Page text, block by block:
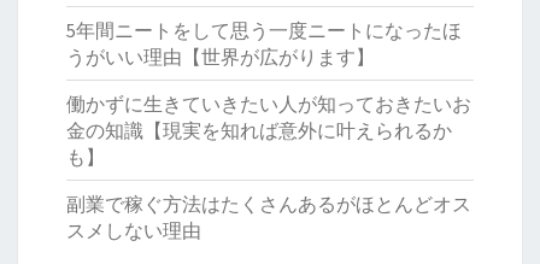
5年間ニートをして思う一度ニートになったほ
うがいい理由【世界が広がります】
働かずに生きていきたい人が知っておきたいお
金の知識【現実を知れば意外に叶えられるか
も】
副業で稼ぐ方法はたくさんあるがほとんどオス
スメしない理由